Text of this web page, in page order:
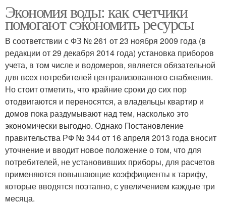
Экономия воды: как счетчики
помогают сэкономить ресурсы
В соответствии с ФЗ № 261 от 23 ноября 2009 года (в
редакции от 29 декабря 2014 года) установка приборов
учета, в том числе и водомеров, является обязательной
для всех потребителей централизованного снабжения.
Но стоит отметить, что крайние сроки до сих пор
отодвигаются и переносятся, а владельцы квартир и
домов пока раздумывают над тем, насколько это
экономически выгодно. Однако Постановление
правительства РФ № 344 от 16 апреля 2013 года вносит
уточнение и вводит новое положение о том, что для
потребителей, не установивших приборы, для расчетов
применяются повышающие коэффициенты к тарифу,
которые вводятся поэтапно, с увеличением каждые три
месяца.